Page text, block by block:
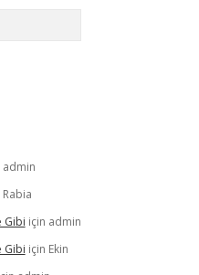
admin
Rabia
Gibi için admin
Gibi için Ekin